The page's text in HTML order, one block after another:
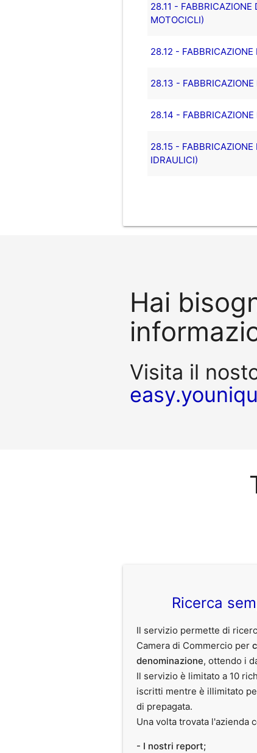
28.11 - FABBRICAZIONE
MOTOCICLI)
28.12 -
28.13 - FABBRICAZIONE
28.14 - FABBRICAZIONE
28.15 -
IDRAULICI)
Hai
Visita il
Ricerca
Il servizio permette di
Camera di Commercio per
denominazione, ottendo i
Il servizio è limitato a 10
iscritti mentre è illimitato
di prepagata.
Una volta trovata l'azienda
- I nostri report;